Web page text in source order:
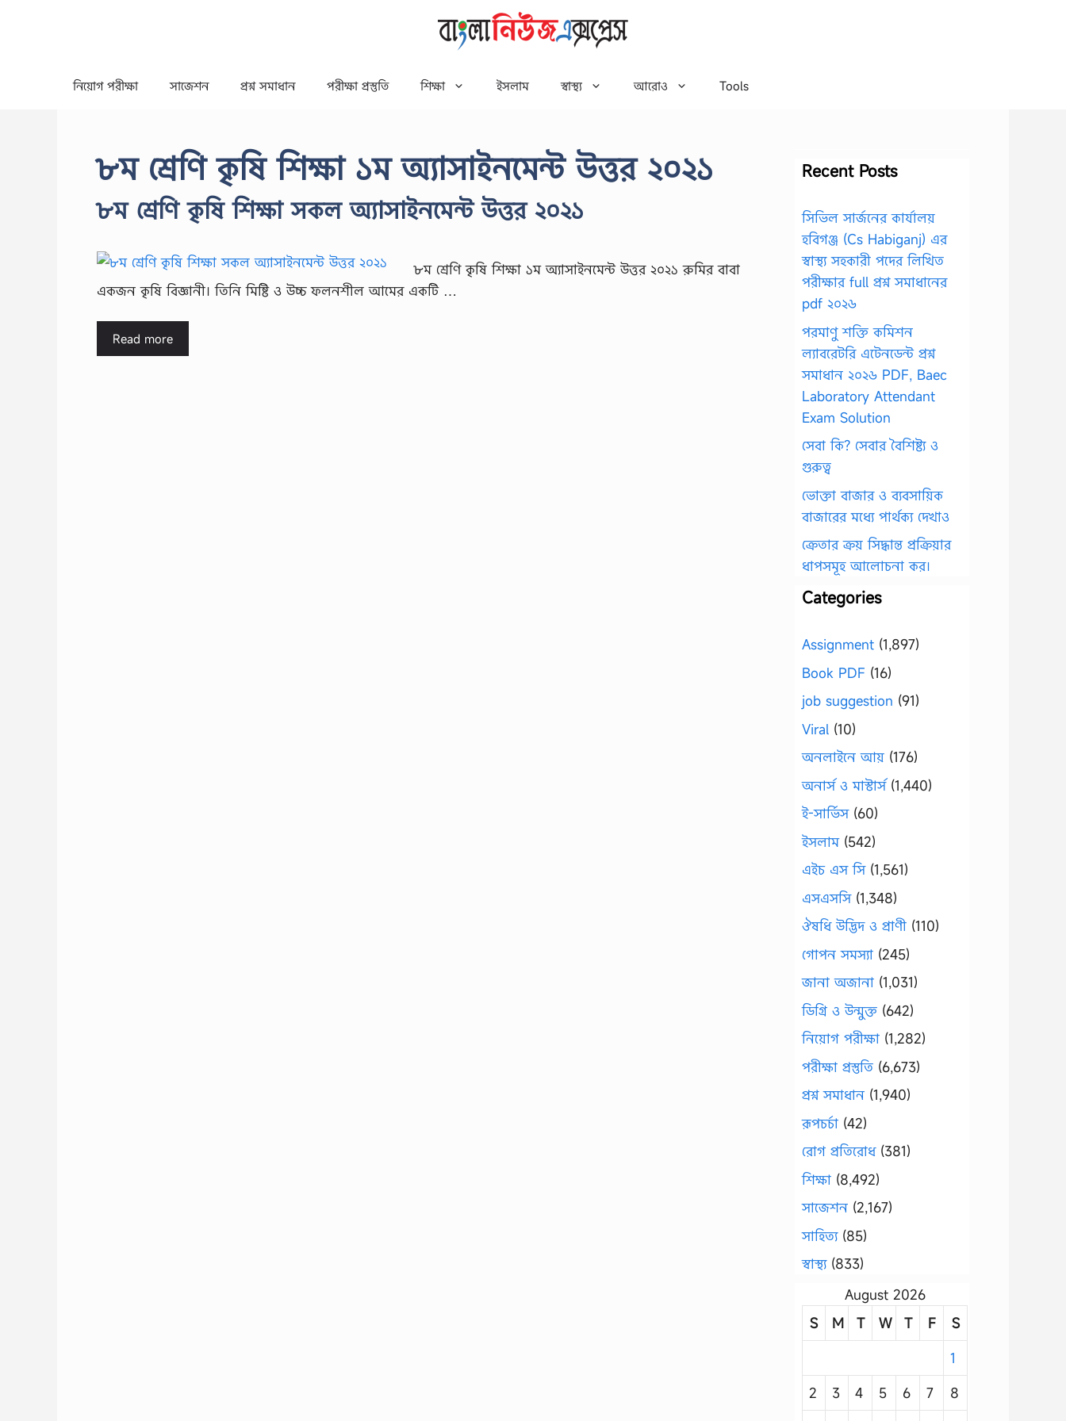
নিয়োগ পরীক্ষা সাজেশন প্রশ্ন সমাধান পরীক্ষা প্রস্তুতি শিক্ষা ইসলাম স্বাস্থ্য আরোও Tools
৮ম শ্রেণি কৃষি শিক্ষা ১ম অ্যাসাইনমেন্ট উত্তর ২০২১
৮ম শ্রেণি কৃষি শিক্ষা সকল অ্যাসাইনমেন্ট উত্তর ২০২১
৮ম শ্রেণি কৃষি শিক্ষা ১ম অ্যাসাইনমেন্ট উত্তর ২০২১ রুমির বাবা
একজন কৃষি বিজ্ঞানী। তিনি মিষ্টি ও উচ্চ ফলনশীল আমের একটি …
Read more
Recent Posts
সিভিল সার্জনের কার্যালয়
হবিগঞ্জ (Cs Habiganj) এর
স্বাস্থ্য সহকারী পদের লিখিত
পরীক্ষার full প্রশ্ন সমাধানের
pdf ২০২৬
পরমাণু শক্তি কমিশন
ল্যাবরেটরি এটেনডেন্ট প্রশ্ন
সমাধান ২০২৬ PDF, Baec
Laboratory Attendant
Exam Solution
সেবা কি? সেবার বৈশিষ্ট্য ও
গুরুত্ব
ভোক্তা বাজার ও ব্যবসায়িক
বাজারের মধ্যে পার্থক্য দেখাও
ক্রেতার ক্রয় সিদ্ধান্ত প্রক্রিয়ার
ধাপসমূহ আলোচনা কর।
Categories
Assignment (1,897)
Book PDF (16)
job suggestion (91)
Viral (10)
অনলাইনে আয় (176)
অনার্স ও মাস্টার্স(1,440)
ই-সার্ভিস(60)
ইসলাম(542)
এইচ এস সি(1,561)
এসএসসি(1,348)
ঔষধি উদ্ভিদ ও প্রাণী (110)
গোপন সমস্যা (245)
জানা অজানা (1,031)
ডিগ্রি ও উন্মুক্ত (642)
নিয়োগ পরীক্ষা (1,282)
পরীক্ষা প্রস্তুতি (6,673)
প্রশ্ন সমাধান (1,940)
রূপচর্চা (42)
রোগ প্রতিরোধ(381)
শিক্ষা (8,492)
সাজেশন (2,167)
সাহিত্য(85)
স্বাস্থ্য(833)
August 2026
S
M T W T F
S
1
2
3 4 5 6 7
8